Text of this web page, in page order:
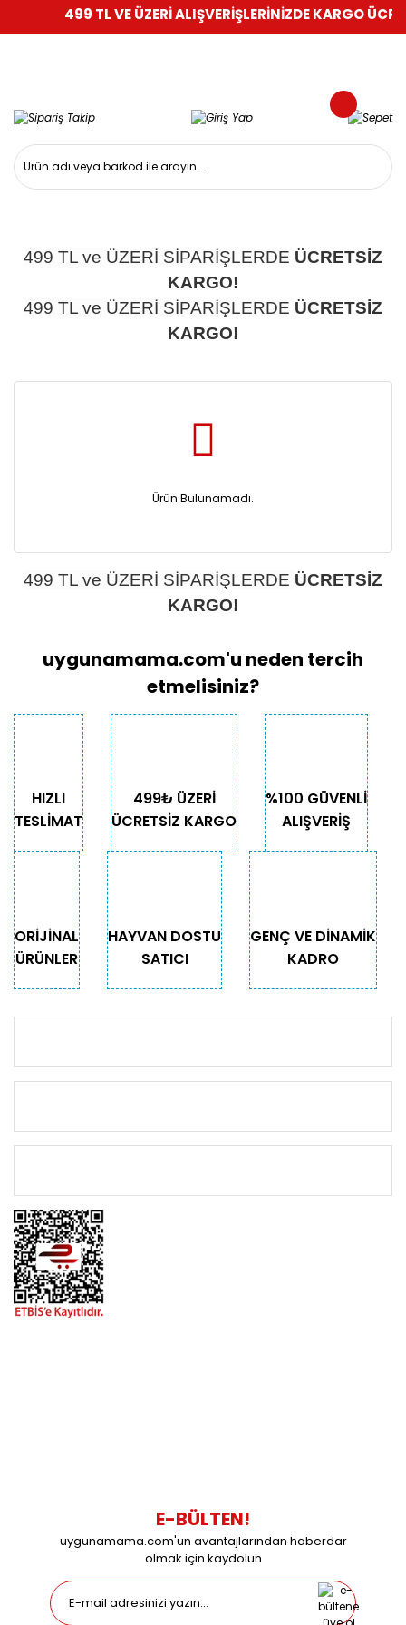
499 TL VE ÜZERİ ALIŞVERİŞLERİNİZDE KARGO
499 TL ve ÜZERİ SİPARİŞLERDE ÜCRETSİZ
KARGO!
499 TL ve ÜZERİ SİPARİŞLERDE ÜCRETSİZ
KARGO!
Ürün Bulunamadı.
499 TL ve ÜZERİ SİPARİŞLERDE ÜCRETSİZ
KARGO!
uygunamama.com'u neden tercih
etmelisiniz?
HIZLI
TESLİMAT
499₺ ÜZERİ
ÜCRETSİZ KARGO
%100 GÜVENLİ
ALIŞVERİŞ
ORİJİNAL
ÜRÜNLER
HAYVAN DOSTU
SATICI
GENÇ VE DİNAMİK
KADRO
E-BÜLTEN!
uygunamama.com'un avantajlarından haberdar
olmak için kaydolun